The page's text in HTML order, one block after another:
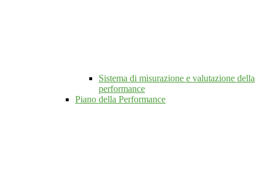
Sistema di misurazione e valutazione della
performance
Piano della Performance